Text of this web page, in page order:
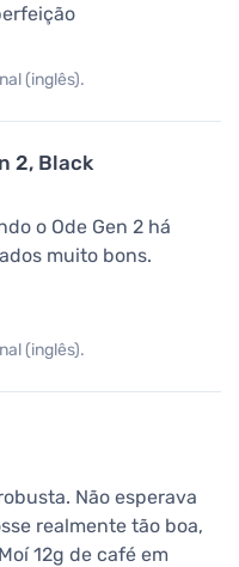
(inglês).
2, Black
o Ode Gen 2 há
muito bons.
(inglês).
Não esperava
realmente tão boa,
12g de café em